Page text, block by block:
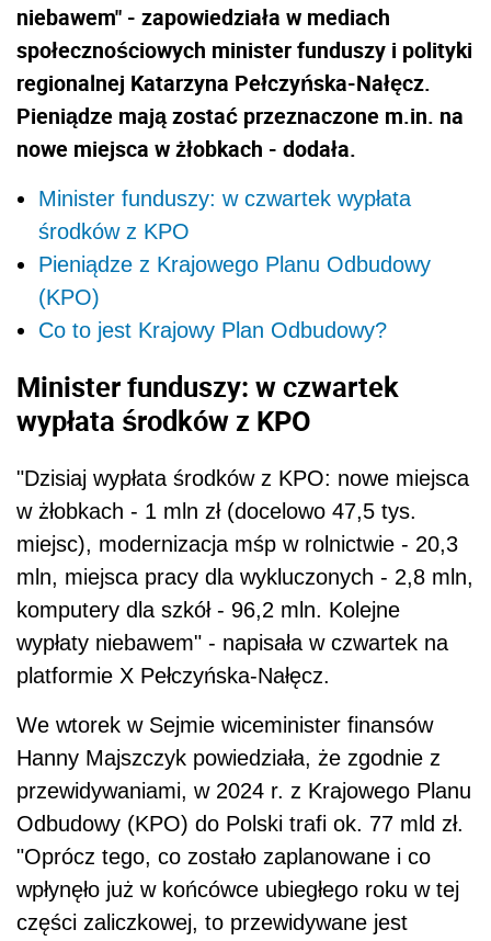
niebawem" - zapowiedziała w mediach
społecznościowych minister funduszy i polityki
regionalnej Katarzyna Pełczyńska-Nałęcz.
Pieniądze mają zostać przeznaczone m.in. na
nowe miejsca w żłobkach - dodała.
Minister funduszy: w czwartek wypłata
środków z KPO
Pieniądze z Krajowego Planu Odbudowy
(KPO)
Co to jest Krajowy Plan Odbudowy?
Minister funduszy: w czwartek
wypłata środków z KPO
"Dzisiaj wypłata środków z KPO: nowe miejsca
w żłobkach - 1 mln zł (docelowo 47,5 tys.
miejsc), modernizacja mśp w rolnictwie - 20,3
mln, miejsca pracy dla wykluczonych - 2,8 mln,
komputery dla szkół - 96,2 mln. Kolejne
wypłaty niebawem" - napisała w czwartek na
platformie X Pełczyńska-Nałęcz.
We wtorek w Sejmie wiceminister finansów
Hanny Majszczyk powiedziała, że zgodnie z
przewidywaniami, w 2024 r. z Krajowego Planu
Odbudowy (KPO) do Polski trafi ok. 77 mld zł.
"Oprócz tego, co zostało zaplanowane i co
wpłynęło już w końcówce ubiegłego roku w tej
części zaliczkowej, to przewidywane jest